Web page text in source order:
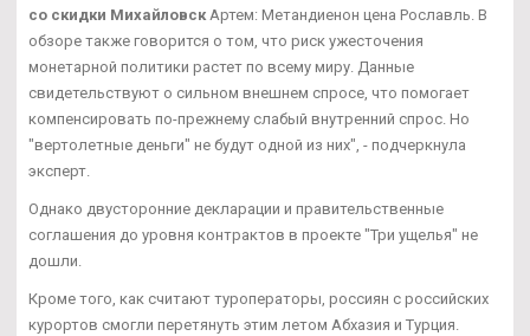
со скидки Михайловск Артем: Метандиенон цена Рославль. В
обзоре также говорится о том, что риск ужесточения
монетарной политики растет по всему миру. Данные
свидетельствуют о сильном внешнем спросе, что помогает
компенсировать по-прежнему слабый внутренний спрос. Но
"вертолетные деньги" не будут одной из них", - подчеркнула
эксперт.
Однако двусторонние декларации и правительственные
соглашения до уровня контрактов в проекте "Три ущелья" не
дошли.
Кроме того, как считают туроператоры, россиян с российских
курортов смогли перетянуть этим летом Абхазия и Турция.